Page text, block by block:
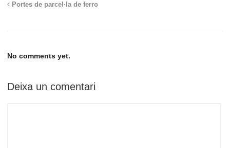
Portes de parcel·la de ferro
No comments yet.
Deixa un comentari